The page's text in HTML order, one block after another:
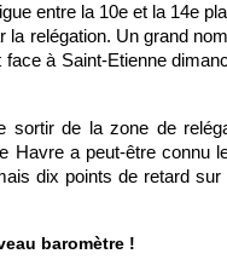
entre la 10e et la 14e
la relégation. Un grand
à Saint-Etienne
de la zone de
Havre a peut-être connu
dix points de retard
baromètre !